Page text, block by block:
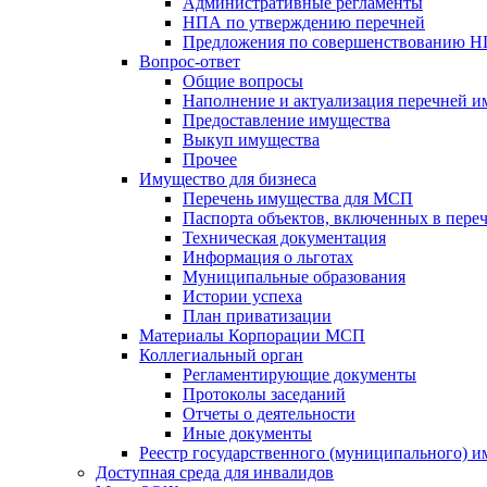
НПА по утверждению перечней
Предложения по совершенствованию
Вопрос-ответ
Общие вопросы
Наполнение и актуализация перечней
Предоставление имущества
Выкуп имущества
Прочее
Имущество для бизнеса
Перечень имущества для МСП
Паспорта объектов, включенных в
Техническая документация
Информация о льготах
Муниципальные образования
Истории успеха
План приватизации
Материалы Корпорации МСП
Коллегиальный орган
Регламентирующие документы
Протоколы заседаний
Отчеты о деятельности
Иные документы
Реестр государственного (муниципального)
Доступная среда для инвалидов